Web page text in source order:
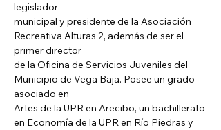
legislador
municipal y presidente de la Asociación
Recreativa Alturas 2, además de ser el
primer director
de la Oficina de Servicios Juveniles del
Municipio de Vega Baja. Posee un grado
asociado en
Artes de la UPR en Arecibo, un bachillerato
en Economía de la UPR en Río Piedras y